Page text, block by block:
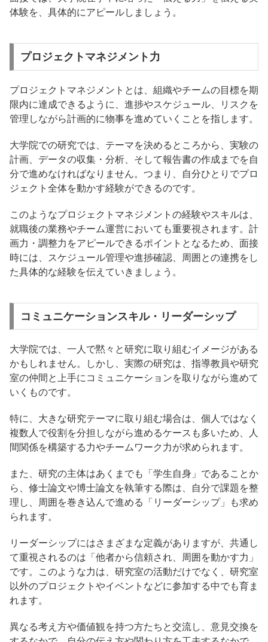
体験を、具体的にアピールしましょう。
プロジェクトマネジメント力
プロジェクトマネジメントとは、組織やチームの目標を期
限内に達成できるように、進捗やスケジュール、リスクを
管理しながら計画的に物事を進めていくことを指します。
大学院での研究では、テーマを決めるところから、実験の
計画、データの収集・分析、そして報告書の作成までを自
分で進めなければなりません。つまり、自分ひとりでプロ
ジェクト全体を動かす経験ができるのです。
このようなプロジェクトマネジメントの経験やスキルは、
就職後の業務やチーム運営においても重要視されます。計
画力・調整力をアピールできるポイントとなるため、面接
時には、スケジュール管理や進捗確認、周囲との連携をし
た具体的な経験を伝えていきましょう。
コミュニケーションスキル・リーダーシップ
大学院では、一人で黙々と研究に取り組むイメージがある
かもしれません。しかし、実際の研究は、指導教員や研究
室の仲間と上手にコミュニケーションを取りながら進めて
いくものです。
特に、大きな研究テーマに取り組む場合は、個人ではなく
複数人で役割を分担しながら進めるケースも多いため、人
間関係を構築する力やチームワーク力が求められます。
また、研究の主体はあくまでも「学生自身」であることか
ら、修士論文や博士論文を執筆する際は、自分で課題を整
理し、周囲を巻き込んで進める「リーダーシップ」も求め
られます。
リーダーシップにはさまざまな定義がありますが、共通し
て重視されるのは「他者から信頼され、周囲を動かす力」
です。このような力は、研究室の活動だけでなく、研究室
以外のプロジェクトやイベントなどに参加する中でも育ま
れます。
異なる考え方や価値観を持つ方たちと交流し、意見交換を